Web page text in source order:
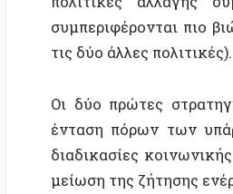
διαδικασίες κοινωνικής
μείωση της ζήτησης
δεν αντιμετωπίζει τα
συχνά, προκύπτουν από
ανανεώσιμες πηγές
ενεργειακής υποδομής ,